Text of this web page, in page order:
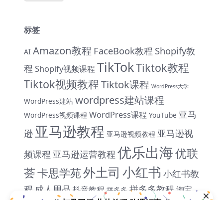
标签
AI Amazon教程 FaceBook教程 Shopify教
程 Shopify视频课程 TikTokTiktok教程
Tiktok视频教程Tiktok课程 WordPress大学
WordPress建站 wordpress建站课程
WordPress视频课程 WordPress课程 YouTube 亚马
逊 亚马逊教程 亚马逊视频教程 亚马逊视
频课程 亚马逊运营教程 优乐出海优联
荟卡思学苑外土司 小红书 小红书教
程 成人用品 抖音教程 拼多多 拼多多教程 淘宝